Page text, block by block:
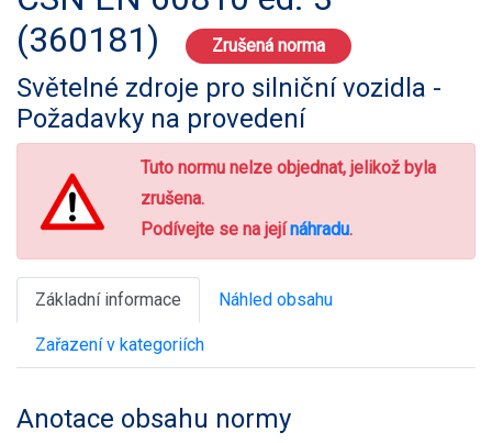
(360181)
Zrušená norma
Světelné zdroje pro silniční vozidla -
Požadavky na provedení
Tuto normu nelze objednat, jelikož byla
zrušena.
Podívejte se na jejínáhradu.
Základní informace Náhled obsahu
Zařazení v kategoriích
Anotace obsahu normy